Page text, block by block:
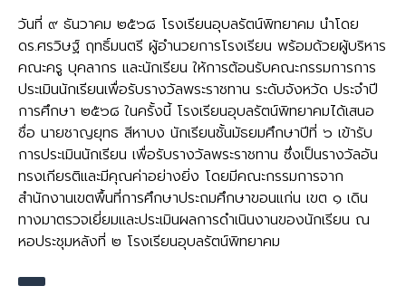
วันที่ ๙ ธันวาคม ๒๕๖๘ โรงเรียนอุบลรัตน์พิทยาคม นำโดย
ดร.ศรวิษฐ์ ฤทธิ์มนตรี ผู้อำนวยการโรงเรียน พร้อมด้วยผู้บริหาร
คณะครู บุคลากร และนักเรียน ให้การต้อนรับคณะกรรมการการ
ประเมินนักเรียนเพื่อรับรางวัลพระราชทาน ระดับจังหวัด ประจำปี
การศึกษา ๒๕๖๘ ในครั้งนี้ โรงเรียนอุบลรัตน์พิทยาคมได้เสนอ
ชื่อ นายชาญยุทธ สีหาบง นักเรียนชั้นมัธยมศึกษาปีที่ ๖ เข้ารับ
การประเมินนักเรียน เพื่อรับรางวัลพระราชทาน ซึ่งเป็นรางวัลอัน
ทรงเกียรติและมีคุณค่าอย่างยิ่ง โดยมีคณะกรรมการจาก
สำนักงานเขตพื้นที่การศึกษาประถมศึกษาขอนแก่น เขต ๑ เดิน
ทางมาตรวจเยี่ยมและประเมินผลการดำเนินงานของนักเรียน ณ
หอประชุมหลังที่ ๒ โรงเรียนอุบลรัตน์พิทยาคม